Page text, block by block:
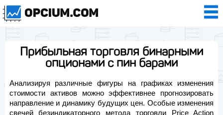
Прибыльная торговля бинарными
опционами с пин барами
Анализируя различные фигуры на графиках изменения
стоимости активов можно эффективнее прогнозировать
направление и динамику будущих цен. Особые изменения
свечей безиндикаторного метода торговли Price Action